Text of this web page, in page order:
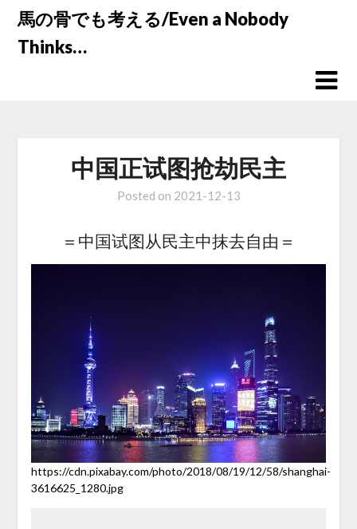
Skip
content
馬の骨でも考える/Even a Nobody
Thinks…
中国正试图抢劫民主
Posted on 2021-12-13
＝中国试图从民主中抹去自由＝
https://cdn.pixabay.com/photo/2018/08/19/12/58/shanghai-
3616625_1280.jpg